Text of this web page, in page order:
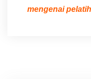
mengenai